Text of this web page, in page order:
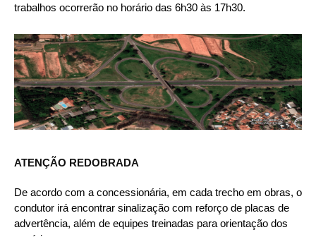
trabalhos ocorrerão no horário das 6h30 às 17h30.
ATENÇÃO REDOBRADA
De acordo com a concessionária, em cada trecho em obras, o
condutor irá encontrar sinalização com reforço de placas de
advertência, além de equipes treinadas para orientação dos